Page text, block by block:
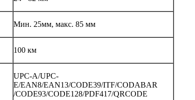
Мин. 25мм, макс. 85 мм
100 км
UPC-A/UPC-
E/EAN8/EAN13/CODE39/ITF/CODABAR
/CODE93/CODE128/PDF417/QRCODE